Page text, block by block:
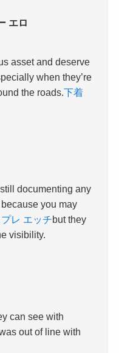
エロ
asset and deserve
when they’re
the roads.下着
documenting any
you may
レ エッチbut they
visibility.
can see with
out of line with